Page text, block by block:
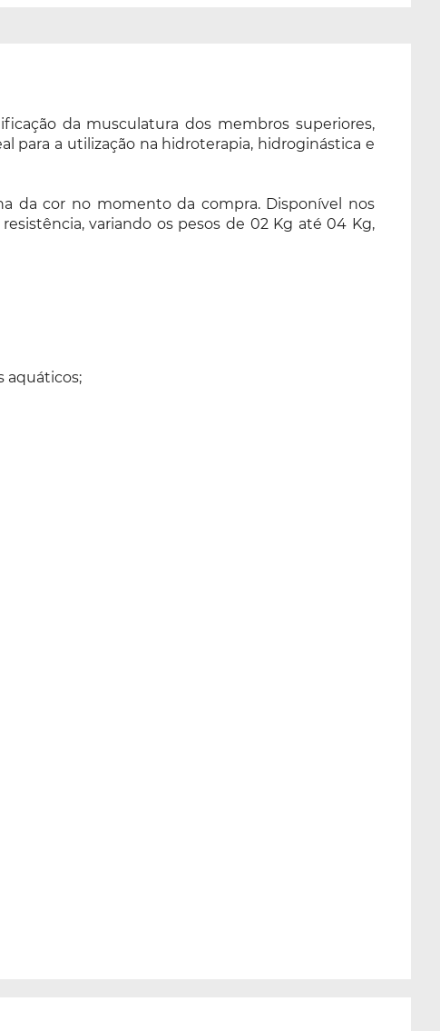
da musculatura dos membros superiores,
para a utilização na hidroterapia, hidroginástica e
da cor no momento da compra. Disponível nos
variando os pesos de 02 Kg até 04 Kg,
aquáticos;